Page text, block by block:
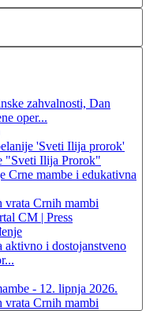
zahvalnosti, Dan
oper...
'Sveti Ilija prorok'
Crne mambe i edukativna
CM | Press
aktivno i dostojanstveno
- 12. lipnja 2026.